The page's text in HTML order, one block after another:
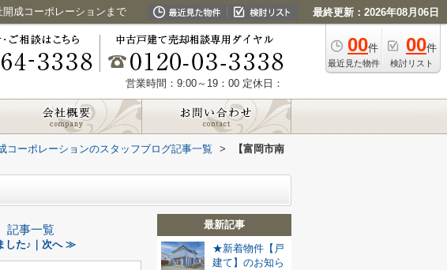
成コーポレーションまで 最終更新：2026年08月06日
00件
最近見た物件
00件
検討リスト
営業時間：9:00～19：00 定休日：
コーポレーションのスタッフブログ記事一覧 >
【富岡市南
記事一覧
した♪｜次へ ≫
最新記事
★新着物件【戸
建て】のお知ら